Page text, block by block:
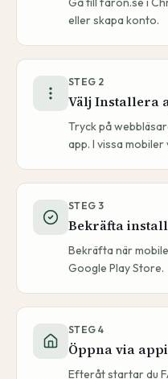
eller skapa konto.
STEG 2
Välj Installera
Tryck på
app. I vissa
STEG 3
Bekräfta
Bekräfta när
Google Play Store.
STEG 4
Öppna via
Efteråt startar du